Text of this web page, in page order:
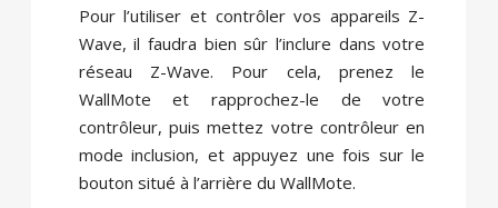
Pour l’utiliser et contrôler vos appareils Z-
Wave, il faudra bien sûr l’inclure dans votre
réseau Z-Wave. Pour cela, prenez le
WallMote et rapprochez-le de votre
contrôleur, puis mettez votre contrôleur en
mode inclusion, et appuyez une fois sur le
bouton situé à l’arrière du WallMote.